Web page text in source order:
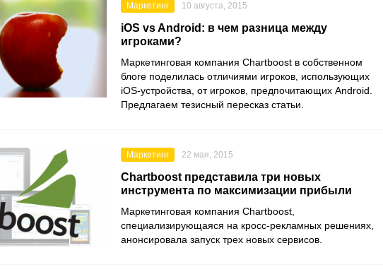
Маркетинг 10 августа, 2015
iOS vs Android: в чем разница между
игроками?
Маркетинговая компания Chartboost в собственном
блоге поделилась отличиями игроков, использующих
iOS-устройства, от игроков, предпочитающих Android.
Предлагаем тезисный пересказ статьи.
Маркетинг 22 мая, 2015
Chartboost представила три новых
инструмента по максимизации прибыли
Маркетинговая компания Chartboost,
специализирующаяся на кросс-рекламных решениях,
анонсировала запуск трех новых сервисов.